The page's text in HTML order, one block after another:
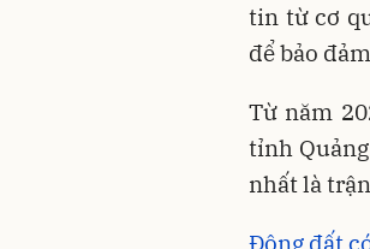
tin từ cơ
đểbảo
Từ năm
tỉnh
nhất là
Động đất